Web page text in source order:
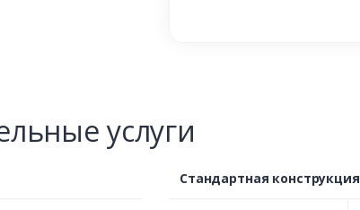
услуги
Стандартная конструкция